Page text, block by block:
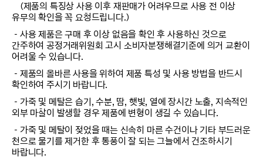
(제품의 특징상 사용 이후 재판매가 어려우므로 사용 전 이상
유무의 확인을 꼭 요청드립니다.)
－사용 제품은 구매 후 이상 없음을 확인 후 사용하신 것으로
간주하여 공정거래위원회 고시 소비자분쟁해결기준에 의거 교환이
어려울 수 있습니다.
－제품의 올바른 사용을 위하여 제품 특성 및 사용 방법을 반드시
확인하여 주시기 바랍니다.
－가죽 및 메탈은 습기, 수분, 땀, 햇빛, 열에 장시간 노출, 지속적인
외부 마찰이 발생할 경우 제품에 변형이 생길 수 있습니다.
－가죽 및 메탈이 젖었을 때는 신속히 마른 수건이나 기타 부드러운
천으로 물기를 제거한 후 통풍이 잘 되는 그늘에서 건조하시기
바랍니다.